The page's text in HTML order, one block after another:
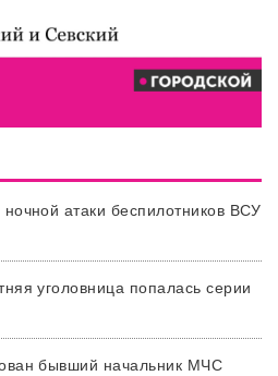
атаки беспилотников ВСУ
уголовница попалась серии
бывший начальник МЧС